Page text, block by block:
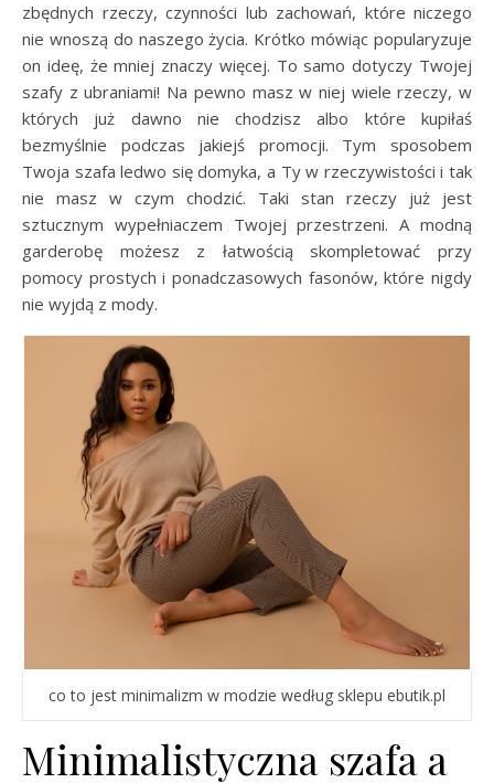
zbędnych rzeczy, czynności lub zachowań, które niczego
nie wnoszą do naszego życia. Krótko mówiąc popularyzuje
on ideę, że mniej znaczy więcej. To samo dotyczy Twojej
szafy z ubraniami! Na pewno masz w niej wiele rzeczy, w
których już dawno nie chodzisz albo które kupiłaś
bezmyślnie podczas jakiejś promocji. Tym sposobem
Twoja szafa ledwo się domyka, a Ty w rzeczywistości i tak
nie masz w czym chodzić. Taki stan rzeczy już jest
sztucznym wypełniaczem Twojej przestrzeni. A modną
garderobę możesz z łatwością skompletować przy
pomocy prostych i ponadczasowych fasonów, które nigdy
nie wyjdą z mody.
co to jest minimalizm w modzie według sklepu ebutik.pl
Minimalistyczna szafa a